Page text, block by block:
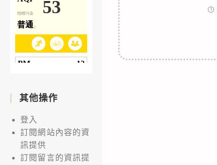
其他操作
登入
訂閱網站內容的資
訊提供
訂閱留言的資訊提